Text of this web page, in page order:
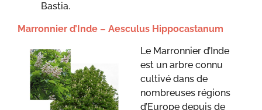
Bastia.
Marronnier d’Inde – Aesculus Hippocastanum
Le Marronnier d’Inde
est un arbre connu
cultivé dans de
nombreuses régions
d’Europe depuis de